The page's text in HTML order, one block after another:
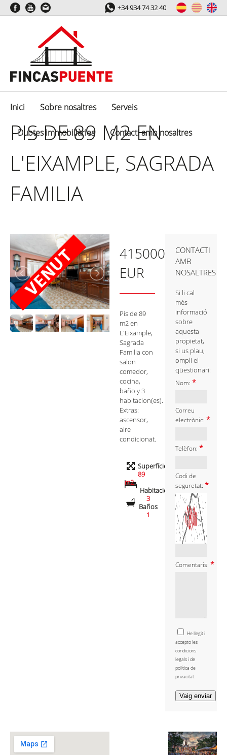
PIS DE 89 M2 EN
L'EIXAMPLE, SAGRADA
FAMILIA
415000
EUR
Pis de 89
m2 en
L'Eixample,
Sagrada
Familia con
salon
comedor,
cocina,
baño y 3
habitacion(es).
Extras:
ascensor,
aire
condicionat.
Superfície
89
m2
Habitacions
3
Baños
1
CONTACTI
AMB
NOSALTRES
Si li cal
més
informació
sobre
aquesta
propietat,
si us plau,
ompli el
qüestionari:
Nom: *
Correu
electrònic: *
Telèfon: *
Codi de
seguretat: *
Comentaris: *
He llegit i
accepto les
condicions
legals i de
política de
privacitat.
+34 934 74 32 40
Inici Sobre nosaltres Serveis
Dubtes immobiliàries Contacti amb nosaltres